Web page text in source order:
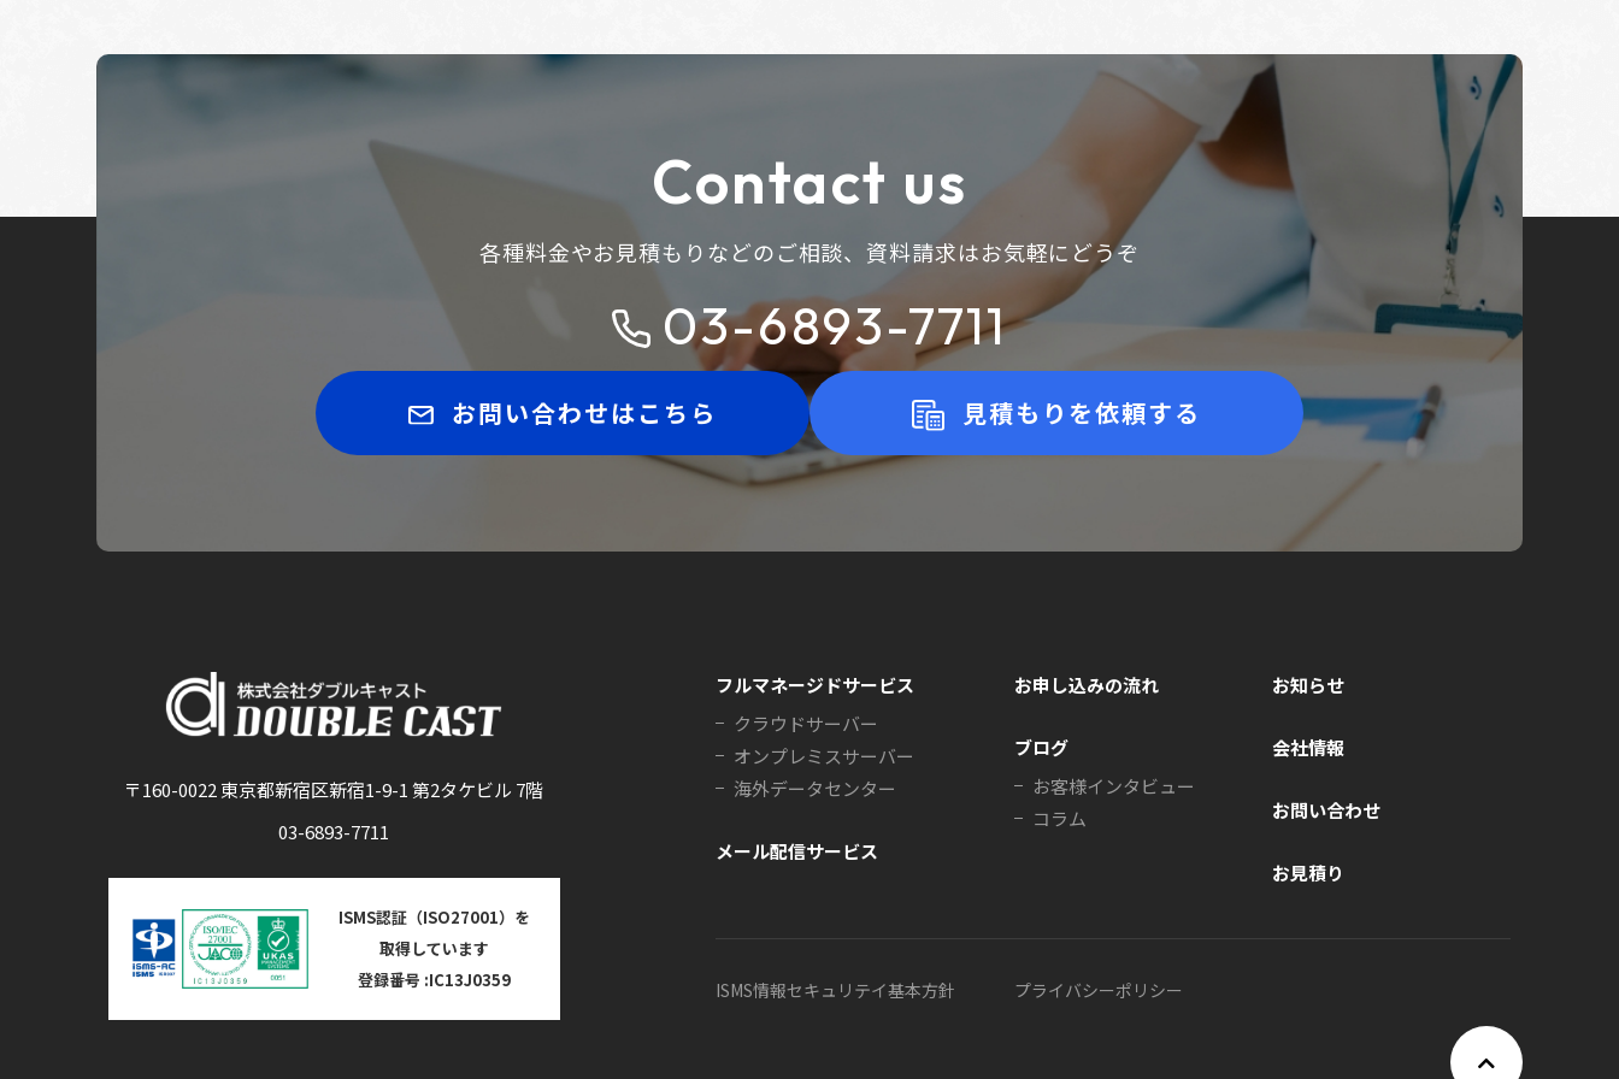
Contact us
各種料金やお見積もりなどのご相談、 資料請求はお気軽にどうぞ
03-6893-7711
お問い合わせはこちら 見積もりを依頼する
〒160-0022 東京都新宿区新宿1-9-1 第2タケビル 7階
03-6893-7711
ISMS認証（ISO27001）を
取得しています
登録番号 :IC13J0359
フルマネージドサービス
クラウドサーバー
オンプレミスサーバー
海外データセンター
メール配信サービス
お申し込みの流れ
ブログ
お客様インタビュー
コラム
お知らせ
会社情報
お問い合わせ
お見積り
ISMS情報セキュリテイ基本方針 プライバシーポリシー